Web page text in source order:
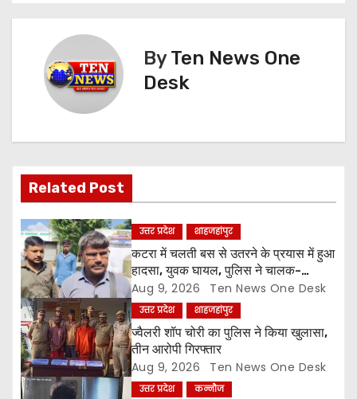
t
g
a
t
i
o
n
ByTen News One
Desk
Related Post
उत्तर प्रदेश शाहजहांपुर
कटरा में चलती बस से उतरने के प्रयास में हुआ
हादसा, युवक घायल, पुलिस ने चालक-
परिचालक को पूंछताछ के लिए हिरासत में लिया
Aug 9, 2026 Ten News One Desk
उत्तर प्रदेश शाहजहांपुर
ज्वैलरी शॉप चोरी का पुलिस ने किया खुलासा,
तीन आरोपी गिरफ्तार
Aug 9, 2026 Ten News One Desk
उत्तर प्रदेश कन्नौज